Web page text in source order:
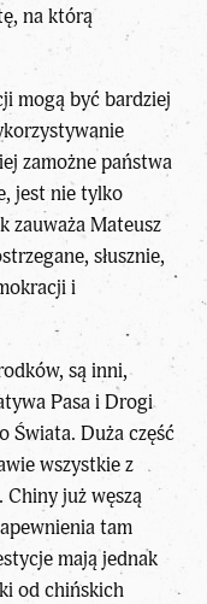
na którą
mogą być bardziej
zamożne państwa
jest nie tylko
zauważa Mateusz
słusznie,
i
są inni,
Pasa i Drogi
Świata. Duża część
wszystkie z
Chiny już węszą
tam
mają jednak
od chińskich